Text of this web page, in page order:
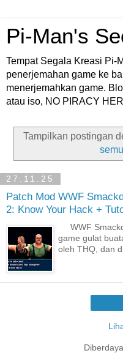
Pi-Man's
Tempat Segala Kreasi Pi-
penerjemahan game ke
menerjemahkan game.
atau iso, NO PIRACY
Tampilkan postingan
27.11.25
Patch Mod WWF
2: Know Your Hack +
WWF
game gulat
oleh THQ, dan